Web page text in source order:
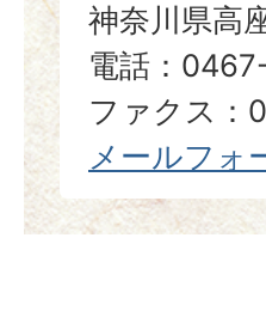
神奈川県高
電話：
ファクス：
メールフォ